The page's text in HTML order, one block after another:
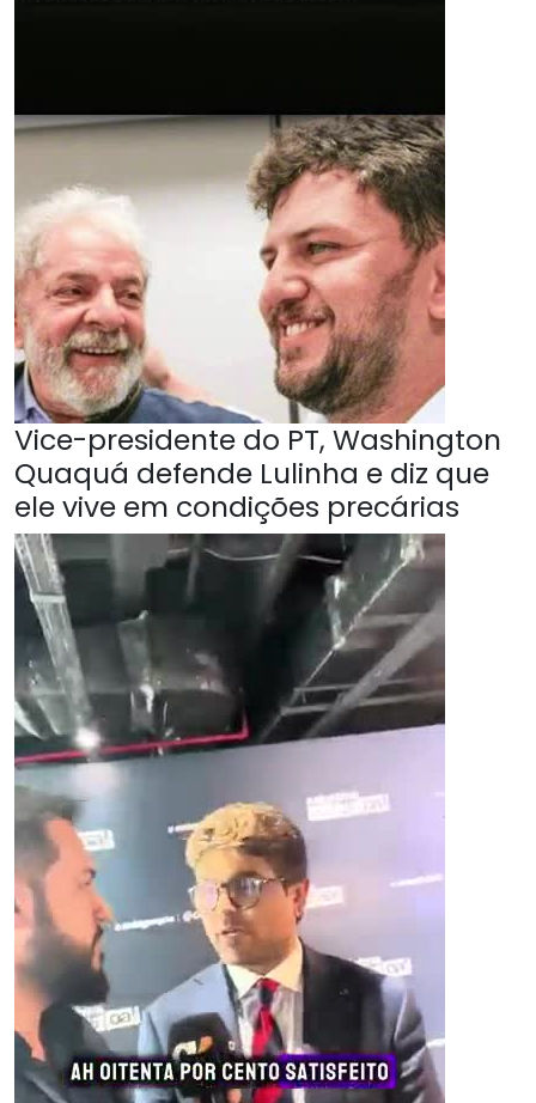
Vice-presidente do PT, Washington
Quaquá defende Lulinha e diz que
ele vive em condições precárias